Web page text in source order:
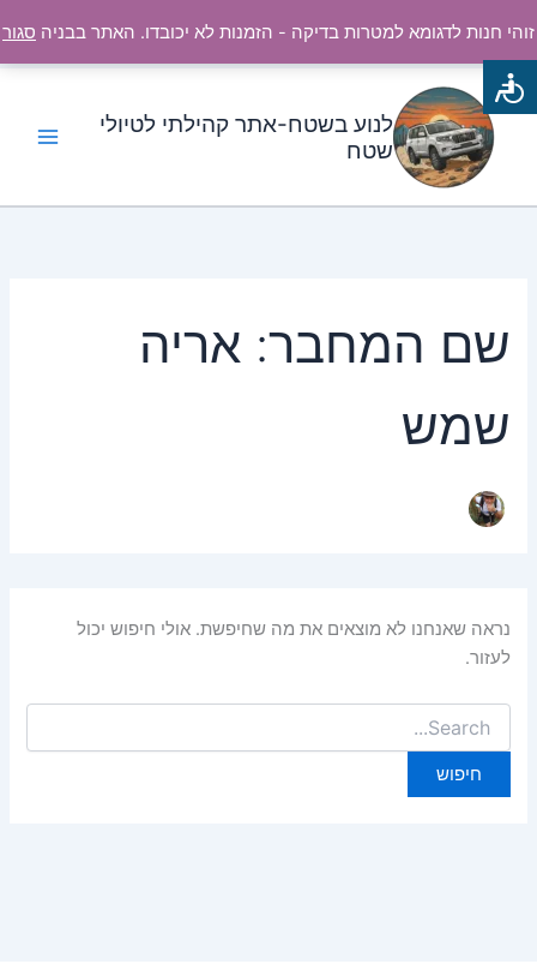
זוהי חנות לדגומא למטרות בדיקה - הזמנות לא יכובדו. האתר בבניה סגור
לתוכן
לנוע בשטח-אתר קהילתי לטיולי
שטח
שם המחבר: אריה
שמש
נראה שאנחנו לא מוצאים את מה שחיפשת. אולי חיפוש יכול
לעזור.
Search
for: